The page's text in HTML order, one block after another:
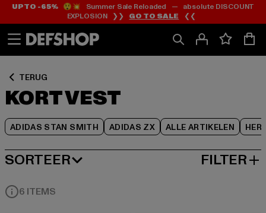
Ga
naar
Ga
naar
UP TO -65%😲💥 Summer Sale Reloaded — absolute DISCOUNT
EXPLOSION ❯❯ GO TO SALE ❮❮
TERUG
KORT VEST
ADIDAS STAN SMITH ADIDAS ZX ALLE ARTIKELEN
Ga
naar
Rooster
SORTEER
MEEST POPULAIRE FILTER
6 ITEMS